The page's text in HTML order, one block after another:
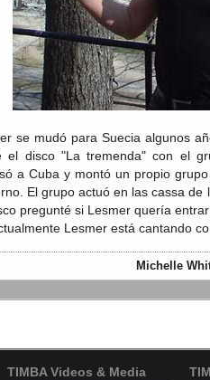
se mudó para Suecia algunos
el disco "La tremenda" con el
a Cuba y montó un propio
El grupo actuó en las cassa
pregunté si Lesmer quería
Lesmer está cantando
Michelle
TIMBA Videos & Media